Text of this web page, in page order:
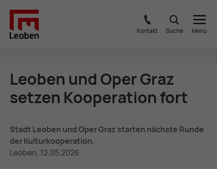
Kontakt Suche Menü
Leo­ben und Oper Graz
set­zen Ko­ope­ra­ti­on fort
Stadt Leoben und Oper Graz starten nächste Runde
der Kulturkooperation.
Leoben, 12.05.2026